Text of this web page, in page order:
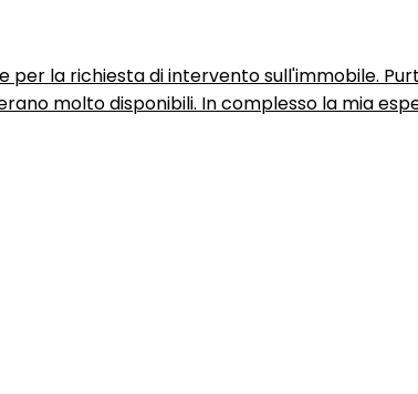
per la richiesta di intervento sull'immobile.
molto disponibili. In complesso la mia